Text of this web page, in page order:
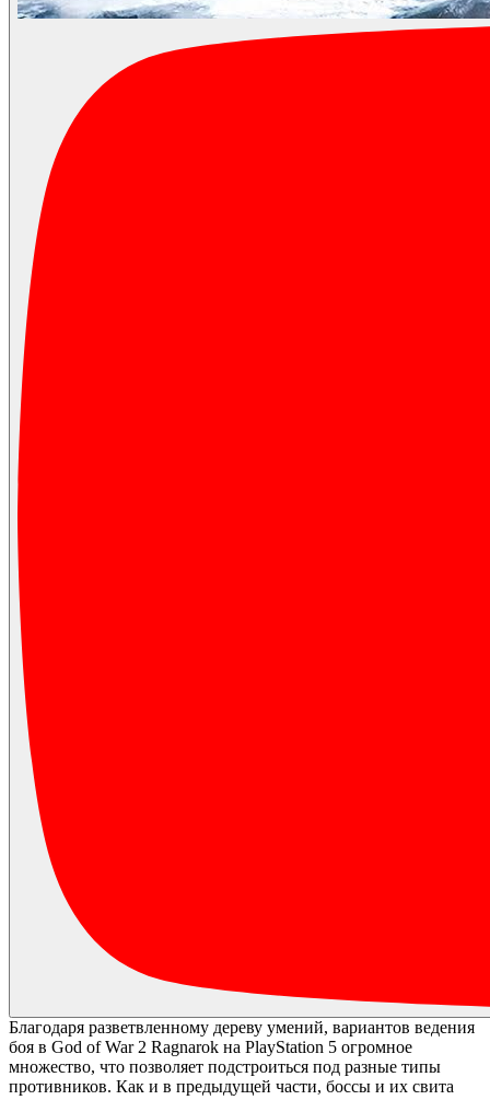
Благодаря разветвленному дереву умений, вариантов ведения
боя в God of War 2 Ragnarok на PlayStation 5 огромное
множество, что позволяет подстроиться под разные типы
противников. Как и в предыдущей части, боссы и их свита